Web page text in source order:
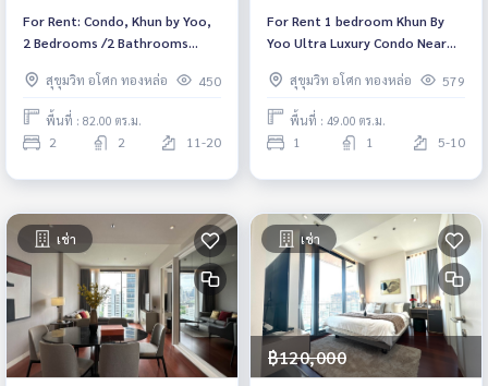
For Rent: Condo, Khun by Yoo,
2 Bedrooms /2 Bathrooms
/Balcony & Ready to move in*
สุขุมวิท อโศก ทองหล่อ 450
พื้นที่ : 82.00 ตร.ม.
2 2 11-20
For Rent 1 bedroom Khun By
Yoo Ultra Luxury Condo Near
Ready to move in
สุขุมวิท อโศก ทองหล่อ 579
พื้นที่ : 49.00 ตร.ม.
1 1 5-10
เช่า เช่า
฿120,000